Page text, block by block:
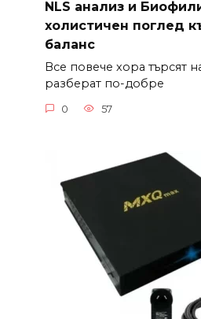
NLS анализ и
холистичен поглед
баланс
Все повече хора търсят
разберат по-добре
0 57